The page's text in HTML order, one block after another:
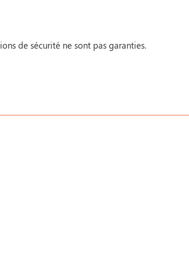
de sécurité ne sont pas garanties.